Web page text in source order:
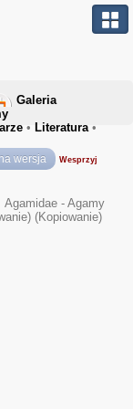
Galeria
• Literatura•
wersja Wesprzyj
Agamidae - Agamy
(Kopiowanie)